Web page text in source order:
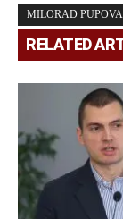
MILORAD
RELATED